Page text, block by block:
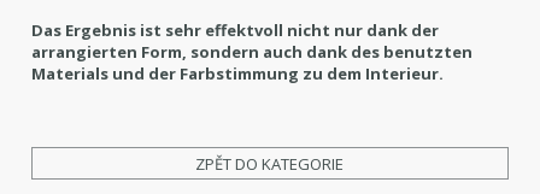
Das Ergebnis ist sehr effektvoll nicht nur dank der
arrangierten Form, sondern auch dank des benutzten
Materials und der Farbstimmung zu dem Interieur.
ZPĚT DO KATEGORIE